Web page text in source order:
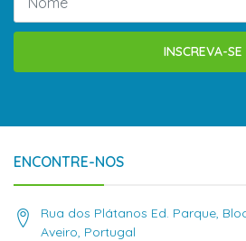
INSCREVA-SE
ENCONTRE-NOS
Rua dos Plátanos Ed. Parque,
Aveiro, Portugal